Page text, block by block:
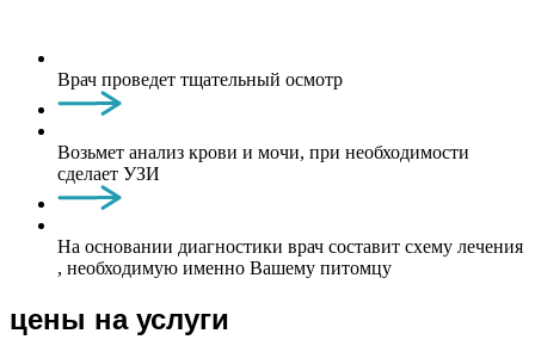
Врач проведет тщательный осмотр
Возьмет анализ крови и мочи, при необходимости
сделает УЗИ
На основании диагностики врач составит схему лечения
, необходимую именно Вашему питомцу
цены на услуги